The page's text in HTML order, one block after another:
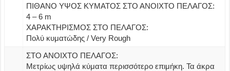
ΠΙΘΑΝΟ ΥΨΟΣ ΚΥΜΑΤΟΣ ΣΤΟ ΑΝΟΙΧΤΟ ΠΕΛΑΓΟΣ:
4 – 6 m
ΧΑΡΑΚΤΗΡΙΣΜΟΣ ΣΤΟ ΠΕΛΑΓΟΣ:
Πολύ κυματώδης / Very Rough
ΣΤΟ ΑΝΟΙΧΤΟ ΠΕΛΑΓΟΣ:
Μετρίως υψηλά κύματα περισσότερο επιμήκη. Τα άκρα